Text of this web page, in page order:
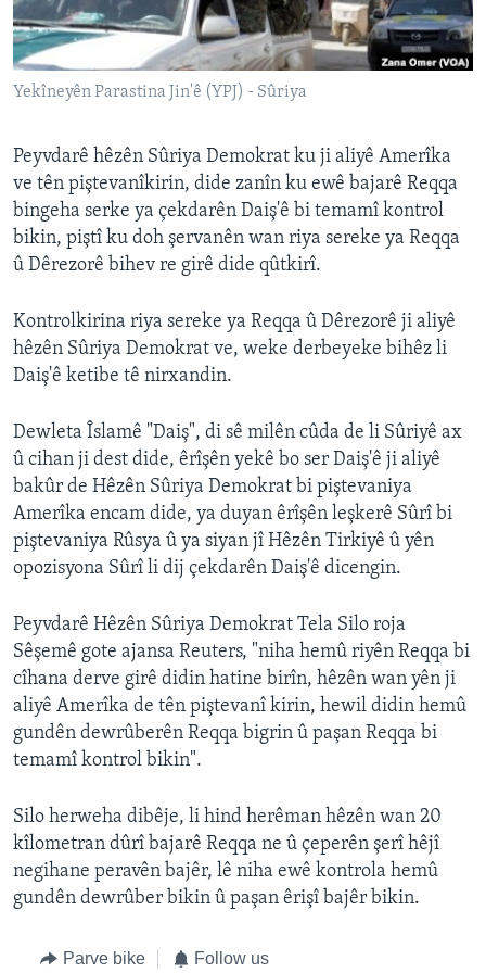
ÇAND Û HUNER
SERNIVÎS
SORANÎ
Learning English
FOLLOW US
Zimanên Din
Yekîneyên Parastina Jin'ê (YPJ) - Sûriya
Peyvdarê hêzên Sûriya Demokrat ku ji aliyê Amerîka
ve tên piştevanîkirin, dide zanîn ku ewê bajarê Reqqa
bingeha serke ya çekdarên Daiş'ê bi temamî kontrol
bikin, piştî ku doh şervanên wan riya sereke ya Reqqa
û Dêrezorê bihev re girê dide qûtkirî.
Kontrolkirina riya sereke ya Reqqa û Dêrezorê ji aliyê
hêzên Sûriya Demokrat ve, weke derbeyeke bihêz li
Daiş'ê ketibe tê nirxandin.
Dewleta Îslamê "Daiş", di sê milên cûda de li Sûriyê ax
û cihan ji dest dide, êrîşên yekê bo ser Daiş'ê ji aliyê
bakûr de Hêzên Sûriya Demokrat bi piştevaniya
Amerîka encam dide, ya duyan êrîşên leşkerê Sûrî bi
piştevaniya Rûsya û ya siyan jî Hêzên Tirkiyê û yên
opozisyona Sûrî li dij çekdarên Daiş'ê dicengin.
Peyvdarê Hêzên Sûriya Demokrat Tela Silo roja
Sêşemê gote ajansa Reuters, "niha hemû riyên Reqqa bi
cîhana derve girê didin hatine birîn, hêzên wan yên ji
aliyê Amerîka de tên piştevanî kirin, hewil didin hemû
gundên dewrûberên Reqqa bigrin û paşan Reqqa bi
temamî kontrol bikin".
Silo herweha dibêje, li hind herêman hêzên wan 20
kîlometran dûrî bajarê Reqqa ne û çeperên şerî hêjî
negihane peravên bajêr, lê niha ewê kontrola hemû
gundên dewrûber bikin û paşan êrişî bajêr bikin.
Parve bike Follow us